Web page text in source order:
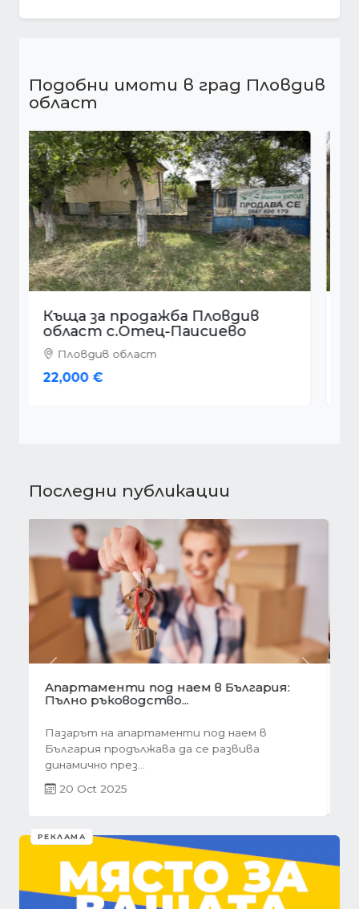
Подобни имоти в град Пловдив
област
Къща за продажба Пловдив
област с.Стрелци
Пловдив област
22,500 €
Последни публикации
Готови завеси за хол на една ръка
разстояние
Скъпи дами, нека си признаем, че понякога
най-голямото предизвикателство в
обзавеждането...
01 Oct 2025
РЕКЛАМА